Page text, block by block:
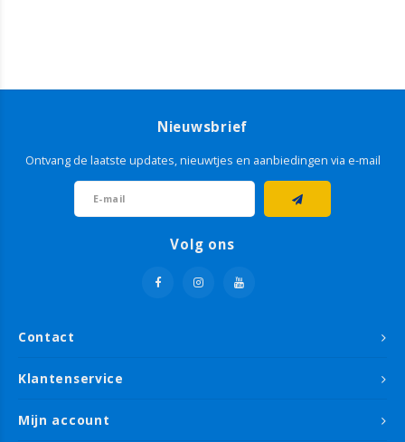
Contact
Nieuwsbrief
Ontvang de laatste updates, nieuwtjes en aanbiedingen via e-mail
Volg ons
Klantenservice
Mijn account